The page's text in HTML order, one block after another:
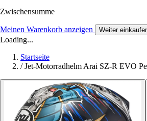
Zwischensumme
Meinen Warenkorb anzeigen Weiter
Loading...
Startseite
/ Jet-Motorradhelm Arai SZ-R EVO